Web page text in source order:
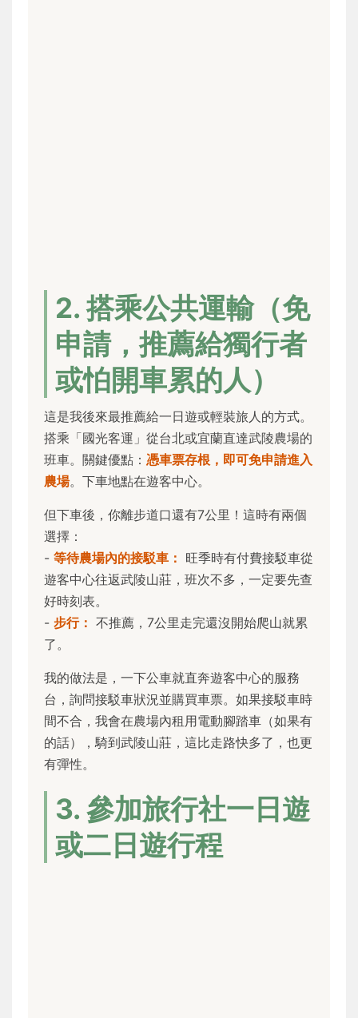
2. 搭乘公共運輸（免
申請，推薦給獨行者
或怕開車累的人）
這是我後來最推薦給一日遊或輕裝旅人的方式。
搭乘「國光客運」從台北或宜蘭直達武陵農場的
班車。關鍵優點： 憑車票存根，即可免申請進入
農場。下車地點在遊客中心。
但下車後，你離步道口還有7公里！這時有兩個
選擇：
- 等待農場內的接駁車： 旺季時有付費接駁車從
遊客中心往返武陵山莊，班次不多，一定要先查
好時刻表。
- 步行： 不推薦，7公里走完還沒開始爬山就累
了。
我的做法是，一下公車就直奔遊客中心的服務
台，詢問接駁車狀況並購買車票。如果接駁車時
間不合，我會在農場內租用電動腳踏車（如果有
的話），騎到武陵山莊，這比走路快多了，也更
有彈性。
3. 參加旅行社一日遊
或二日遊行程